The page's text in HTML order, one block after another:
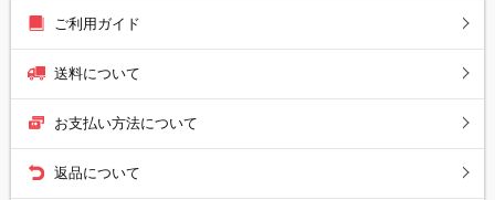
ご利用ガイド
送料について
お支払い方法について
返品について